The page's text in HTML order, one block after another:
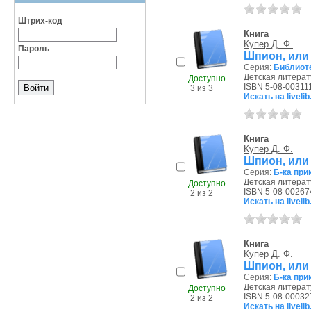
Штрих-код
Пароль
Доступно
3 из 3
Книга
Купер Д. Ф.
Шпион, или
Серия:
Детская
ISBN 5-08-
Искать на
Доступно
2 из 2
Книга
Купер Д. Ф.
Шпион, или
Серия: Б-ка
Детская
ISBN 5-08-
Искать на
Доступно
2 из 2
Книга
Купер Д. Ф.
Шпион, или
Серия: Б-ка
Детская
ISBN 5-08-
Искать на